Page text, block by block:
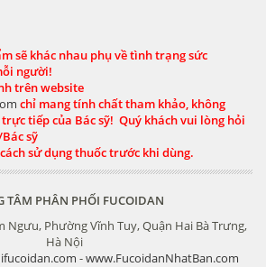
sẽ khác nhau phụ về tình trạng sức
người!
trên website
chỉ mang tính chất tham khảo, không
tiếp của Bác sỹ! Quý khách vui lòng hỏi
sỹ
sử dụng thuốc trước khi dùng.
TÂM PHÂN PHỐI FUCOIDAN
Ngưu, Phường Vĩnh Tuy, Quận Hai Bà Trưng,
Hà Nội
-www.FucoidanNhatBan.com